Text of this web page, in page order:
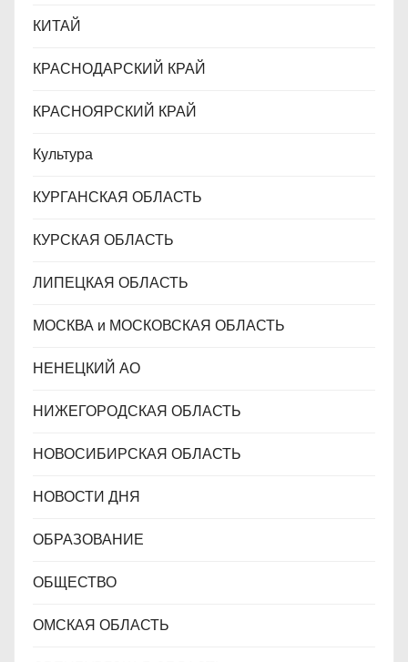
КИТАЙ
КРАСНОДАРСКИЙ КРАЙ
КРАСНОЯРСКИЙ КРАЙ
Культура
КУРГАНСКАЯ ОБЛАСТЬ
КУРСКАЯ ОБЛАСТЬ
ЛИПЕЦКАЯ ОБЛАСТЬ
МОСКВА и МОСКОВСКАЯ ОБЛАСТЬ
НЕНЕЦКИЙ АО
НИЖЕГОРОДСКАЯ ОБЛАСТЬ
НОВОСИБИРСКАЯ ОБЛАСТЬ
НОВОСТИ ДНЯ
ОБРАЗОВАНИЕ
ОБЩЕСТВО
ОМСКАЯ ОБЛАСТЬ